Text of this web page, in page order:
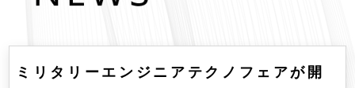
ミリタリーエンジニアテクノフェアが開